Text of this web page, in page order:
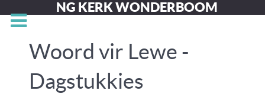
NG KERK WONDERBOOM
Woord vir Lewe -
Dagstukkies